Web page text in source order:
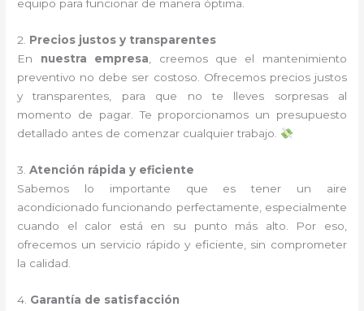
equipo para funcionar de manera óptima.
2. Precios justos y transparentes
En nuestra empresa, creemos que el mantenimiento
preventivo no debe ser costoso. Ofrecemos precios justos
y transparentes, para que no te lleves sorpresas al
momento de pagar. Te proporcionamos un presupuesto
detallado antes de comenzar cualquier trabajo.
3.Atención rápida y eficiente
Sabemos lo importante que es tener un aire
acondicionado funcionando perfectamente, especialmente
cuando el calor está en su punto más alto. Por eso,
ofrecemos un servicio rápido y eficiente, sin comprometer
la calidad.
4. Garantía de satisfacción